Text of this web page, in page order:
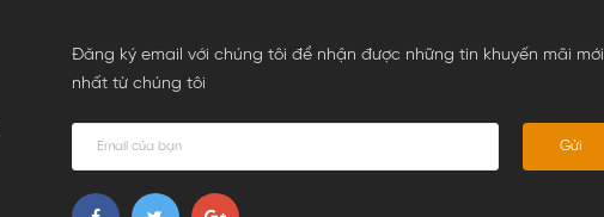
Đăng ký email với chúng tôi để nhận được những tin khuyến mãi mới
nhất từ chúng tôi
Gửi